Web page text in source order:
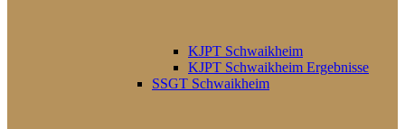
KJPT Schwaikheim
KJPT Schwaikheim Ergebnisse
SSGT Schwaikheim